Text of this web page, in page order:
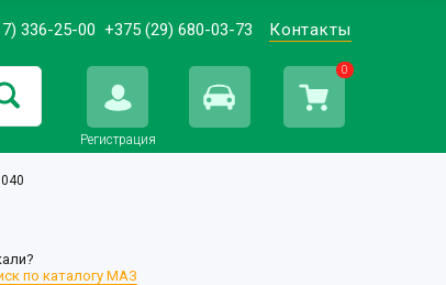
336-25-00 +375 (29) 680-03-73 Контакты
Регистрация
0
по каталогу МАЗ